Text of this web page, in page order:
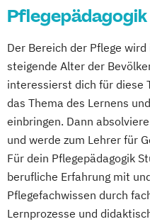
Pflegepädagogik
Der Bereich der Pflege
steigende Alter der
interessierst dich für diese
das Thema des Lernens
einbringen. Dann
und werde zum Lehrer für
Für dein Pflegepädagogik
berufliche Erfahrung mit
Pflegefachwissen durch
Lernprozesse und